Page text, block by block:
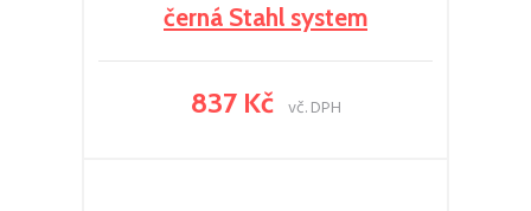
černá Stahl system
837 Kč vč. DPH